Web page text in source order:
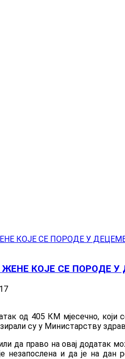
КОЈЕ СЕ ПОРОДЕ
од 405 КМ мјесечно, који
су у Министарству
да право на овај додатак
незапослена и да је на